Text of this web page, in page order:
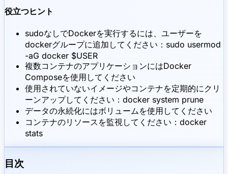
役立つヒント
sudoなしでDockerを実行するには、ユーザーを
dockerグループに追加してください：sudo usermod
-aG docker $USER
複数コンテナのアプリケーションにはDocker
Composeを使用してください
使用されていないイメージやコンテナを定期的にクリ
ーンアップしてください：docker system prune
データの永続化にはボリュームを使用してください
コンテナのリソースを監視してください：docker
stats
目次